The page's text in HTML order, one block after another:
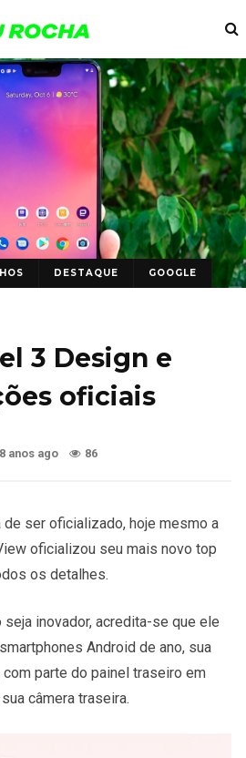
DESTAQUE GOOGLE
3 Design e
oficiais
8 anos ago 86
de ser oficializado, hoje mesmo a
oficializou seu mais novo top
os detalhes.
seja inovador, acredita-se que ele
Android de ano, sua
parte do painel traseiro em
câmera traseira.